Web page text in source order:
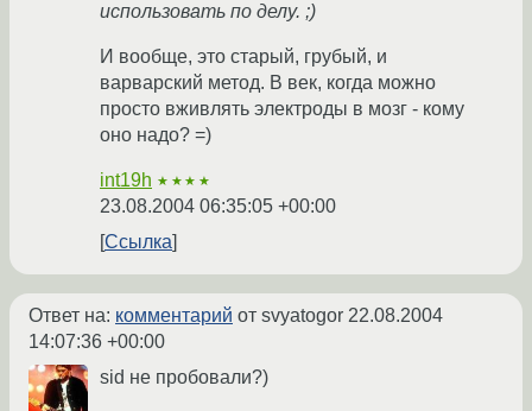
использовать по делу. ;)
И вообще, это старый, грубый, и
варварский метод. В век, когда можно
просто вживлять электроды в мозг - кому
оно надо? =)
int19h ★★★★
23.08.2004 06:35:05 +00:00
Ссылка
Ответ на: комментарий от svyatogor 22.08.2004
14:07:36 +00:00
sid не пробовали?)